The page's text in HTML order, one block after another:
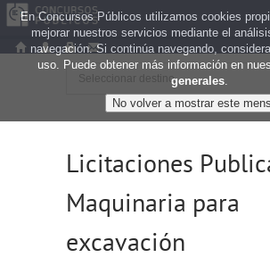
Licitaciones
Maquinaria para
excavación
En Concursos Públicos utilizamos cookies
mejorar nuestros servicios mediante el
navegación. Si continúa navegando,
uso. Puede obtener más información en
generales.